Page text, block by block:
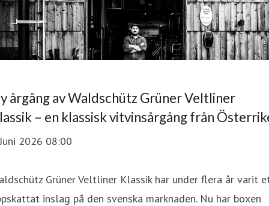
årgång av Waldschütz Grüner Veltliner
– en klassisk vitvinsårgång från
2026 08:00
Grüner Veltliner Klassik har under flera år varit
inslag på den svenska marknaden. Nu har boxen